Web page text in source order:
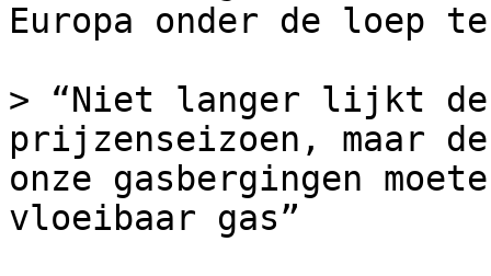
Europa onder de loep te
> “Niet langer lijkt de
prijzenseizoen, maar
onze gasbergingen
vloeibaar gas”